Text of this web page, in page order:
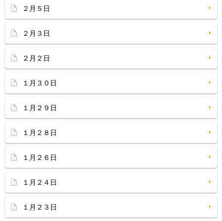
２月５日
２月３日
２月２日
１月３０日
１月２９日
１月２８日
１月２６日
１月２４日
１月２３日